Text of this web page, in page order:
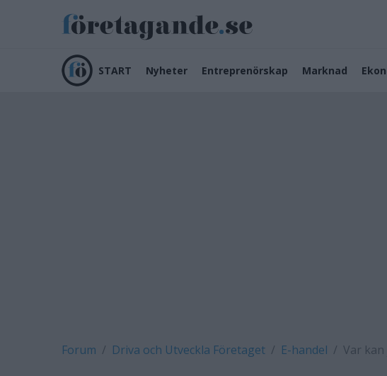
START Nyheter Entreprenörskap Marknad
Forum Driva och Utveckla Företaget E-handel Var